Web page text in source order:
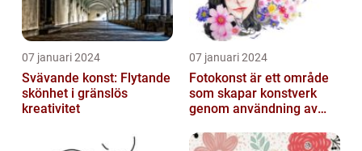
07 januari 2024
Svävande konst: Flytande
skönhet i gränslös
kreativitet
07 januari 2024
Fotokonst är ett område
som skapar konstverk
genom användning av